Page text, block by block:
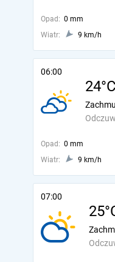
Opad: 0 mm
Wiatr:
9 km/h
06:00
24°C
Opad: 0 mm
Wiatr:
9 km/h
07:00